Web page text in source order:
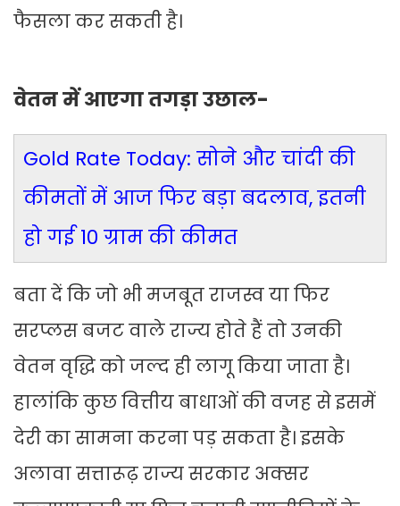
फैसला कर सकती है।
वेतन में आएगा तगड़ा उछाल-
Gold Rate Today: सोने और चांदी की
कीमतों में आज फिर बड़ा बदलाव, इतनी
हो गई 10 ग्राम की कीमत
बता दें कि जो भी मजबूत राजस्व या फिर
सरप्लस बजट वाले राज्य होते हैं तो उनकी
वेतन वृद्धि को जल्द ही लागू किया जाता है।
हालांकि कुछ वित्तीय बाधाओं की वजह से इसमें
देरी का सामना करना पड़ सकता है। इसके
अलावा सत्तारूढ़ राज्य सरकार अक्सर